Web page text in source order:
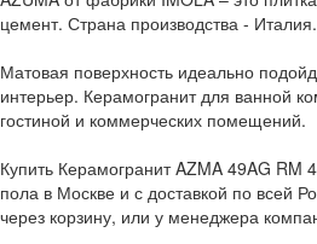
цемент. Страна производства - Италия.
Матовая поверхность идеально
интерьер. Керамогранит для ванной
гостиной и коммерческих помещений.
Купить Керамогранит AZMA 49AG RM
пола в Москве и с доставкой по всей
через корзину, или у менеджера